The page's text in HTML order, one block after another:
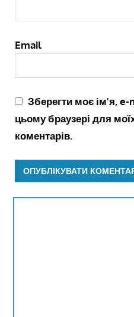
Email
Зберегти моє ім'я, e-
цьому браузері для
коментарів.